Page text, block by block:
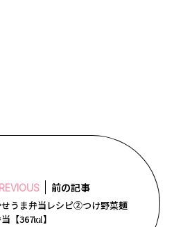
前の記事
うま弁当レシピ②つけ野菜麺
【367㎉】